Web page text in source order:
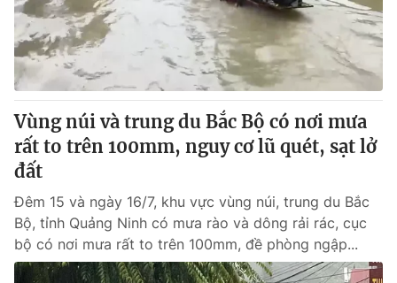
Giấy phép hoạt động báo in và báo điện tử số 483/GP-BTTTT
cấp ngày 29/12/2023
Tổng Biên tập:
Vũ Thanh Thủy
Phó Tổng Biên tập:
Nguyễn Thị Mỹ Hạnh, Phạm Quốc Thắng,
Nguyễn Trọng Ninh
Tổng đài VTV: 024.38 355 931 - 024.38 355 932
Ðiện thoại Thời báo VTV:024.66 897 897
Email:
Liên hệ quảng cáo:
024-7300.7108
Vùng núi và trung du Bắc Bộ có nơi mưa
rất to trên 100mm, nguy cơ lũ quét, sạt lở
đất
Đêm 15 và ngày 16/7, khu vực vùng núi, trung du Bắc
Bộ, tỉnh Quảng Ninh có mưa rào và dông rải rác, cục
bộ có nơi mưa rất to trên 100mm, đề phòng ngập...